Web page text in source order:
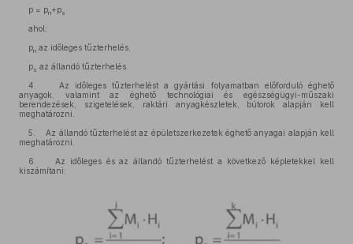
p = pn+ps
ahol:
pn az időleges tűzterhelés,
ps az állandó tűzterhelés.
4. Az időleges tűzterhelést a gyártási folyamatban előforduló éghető
anyagok, valamint az éghető technológiai és egészségügyi-műszaki
berendezések, szigetelések, raktári anyagkészletek, bútorok alapján kell
meghatározni.
5. Az állandó tűzterhelést az épületszerkezetek éghető anyagai alapján kell
meghatározni.
6. Az időleges és az állandó tűzterhelést a következő képletekkel kell
kiszámítani: